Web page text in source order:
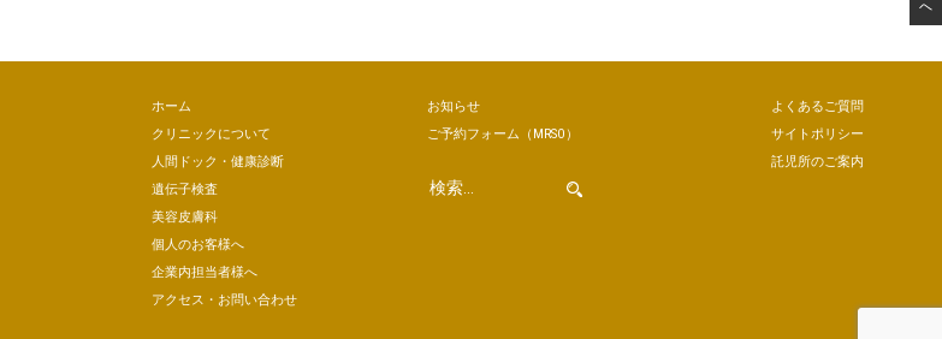
ホーム
クリニックについて
人間ドック・健康診断
遺伝子検査
美容皮膚科
個人のお客様へ
企業内担当者様へ
アクセス・お問い合わせ
お知らせ
ご予約フォーム （MRSO）
よくあるご質問
サイトポリシー
託児所のご案内